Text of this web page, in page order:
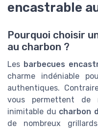
encastrable
Pourquoi choisir
au charbon ?
Les barbecues
charme indéniable
authentiques.
vous permettent
inimitable du charbon
de nombreux